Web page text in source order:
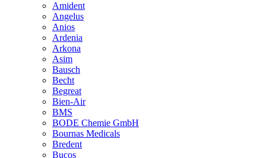
Amident
Angelus
Anios
Ardenia
Arkona
Asim
Bausch
Becht
Begreat
Bien-Air
BMS
BODE Chemie GmbH
Bournas Medicals
Bredent
Bucos